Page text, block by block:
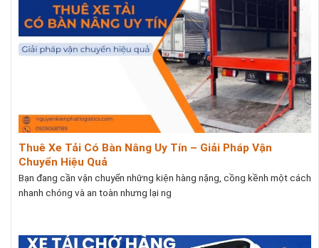
Thuê Xe Tải Có Bàn Nâng Uy Tín – Giải Pháp Vận
Chuyển Hiệu Quả
Bạn đang cần vận chuyển những kiện hàng nặng, cồng kềnh một cách
nhanh chóng và an toàn nhưng lại ng